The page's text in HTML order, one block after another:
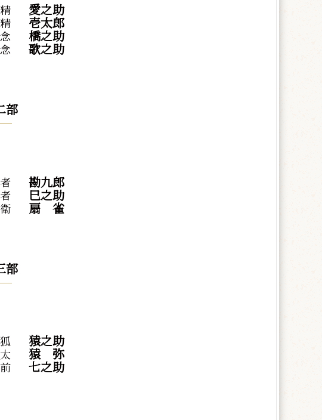
愛之助
壱太郎
橋之助
歌之助
部
勘九郎
巳之助
扇 雀
部
猿之助
猿 弥
七之助